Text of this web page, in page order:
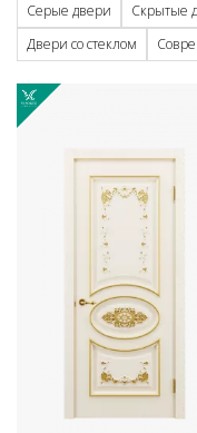
Серые двери
Скрытые
Двери со стеклом